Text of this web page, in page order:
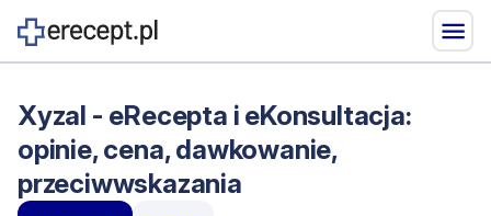
Xyzal - eRecepta i eKonsultacja:
opinie, cena, dawkowanie,
przeciwwskazania